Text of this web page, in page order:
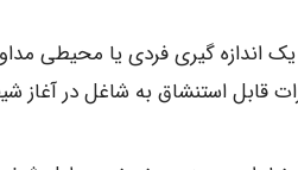
اندازه گیری فردی یا محیطی
قابل استنشاق به شاغل در